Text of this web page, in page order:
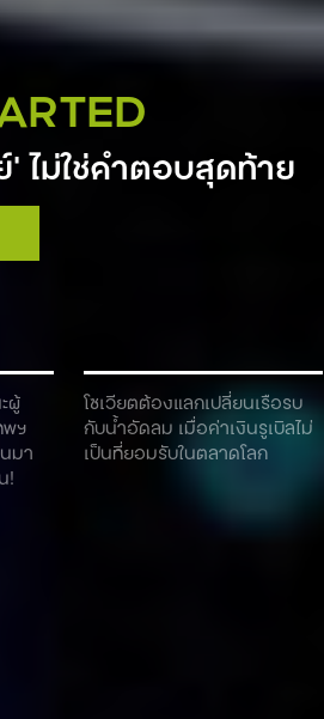
ผู้
พฯ
มา
!
โซเวียตต้องแลกเปลี่ยนเรือรบ
กับน้ำอัดลม เมื่อค่าเงินรูเบิลไม่
เป็นที่ยอมรับในตลาดโลก
’ ไม่ใช่คำตอบสุดท้าย